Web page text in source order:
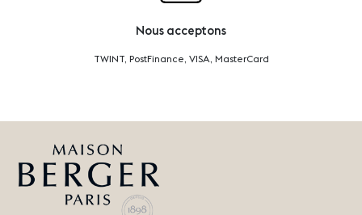
Nous acceptons
TWINT, PostFinance, VISA, MasterCard